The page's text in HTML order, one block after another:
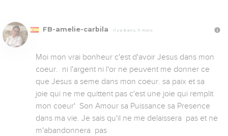
FB-amelie-carbila Il y a 8 ans, 11 mois
Moi mon vrai bonheur c'est d'avoir Jesus dans mon
coeur.  ni l'argent ni l'or ne peuvent me donner ce
que Jesus a seme dans mon coeur. sa paix et sa
joie qui ne me quittent pas c'est une joie qui remplit
mon coeur'  Son Amour sa Puissance sa Presence
dans ma vie. Je sais qu'il ne me delaissera  pas et ne
m'abandonnera  pas